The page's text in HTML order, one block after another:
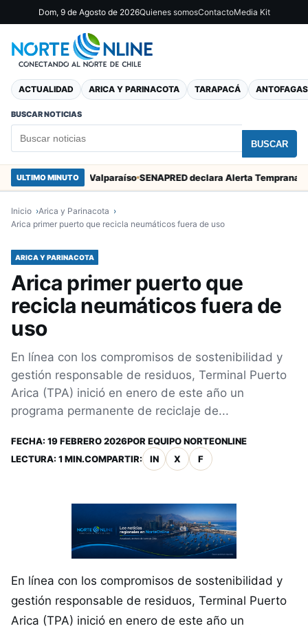
Dom, 9 de Agosto de 2026Quienes somosContactoMedia Kit
ACTUALIDAD ARICA Y PARINACOTA TARAPACÁ
BUSCAR NOTICIAS
BUSCAR
ULTIMO MINUTO
Marcos en Valparaíso
Inicio
Arica y Parinacota
Arica primer puerto que recicla neumáticos fuera de uso
ARICA Y PARINACOTA
Arica primer puerto que
recicla neumáticos fuera de
uso
En línea con los compromisos de sostenibilidad y
gestión responsable de residuos, Terminal Puerto
Arica (TPA) inició en enero de este año un
programa permanente de reciclaje de...
FECHA: 19 FEBRERO 2026POR EQUIPO NORTEONLINE
LECTURA: 1 MIN.COMPARTIR: IN X F
En línea con los compromisos de sostenibilidad y
gestión responsable de residuos, Terminal Puerto
Arica (TPA) inició en enero de este año un